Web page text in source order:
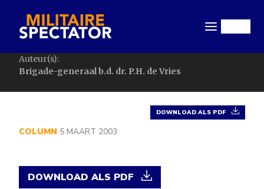
naar
inhoud
gaan
Auteur(s):
Brigade-generaal b.d. dr. P.H. de Vries
DOWNLOAD ALS PDF
COLUMN 5 MAART 2003
DOWNLOAD ALS PDF